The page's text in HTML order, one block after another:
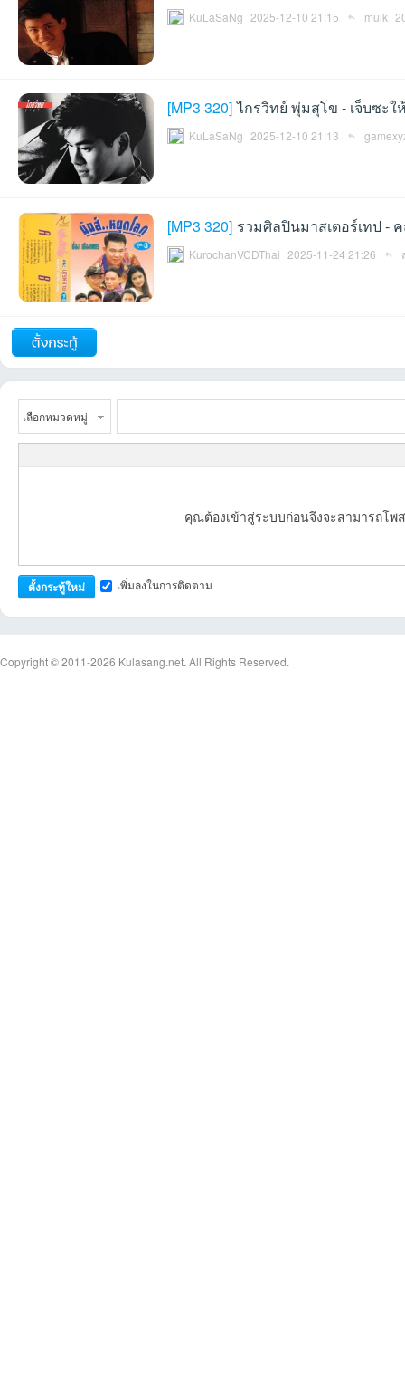
KuLaSaNg 2025-12-10 21:15 muik
[MP3 320] ไกรวิทย์ พุ่มสุโข - เจ็บซะใ
KuLaSaNg 2025-12-10 21:13
[MP3 320] รวมศิลปินมาสเตอร์เทป -
KurochanVCDThai 2025-11-24 21:26
เลือกหมวดหมู่
คุณต้องเข้าสู่ระบบก่อนจึงจะสามารถโพ
ตั้งกระทู้ใหม่ เพิ่มลงในการติดตาม
Copyright © 2011-2026 Kulasang.net. All Rights Reserved.